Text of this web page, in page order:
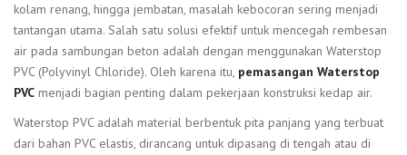
kolam renang, hingga jembatan, masalah kebocoran sering menjadi
tantangan utama. Salah satu solusi efektif untuk mencegah rembesan
air pada sambungan beton adalah dengan menggunakan Waterstop
PVC (Polyvinyl Chloride). Oleh karena itu, pemasangan Waterstop
PVC menjadi bagian penting dalam pekerjaan konstruksi kedap air.
Waterstop PVC adalah material berbentuk pita panjang yang terbuat
dari bahan PVC elastis, dirancang untuk dipasang di tengah atau di